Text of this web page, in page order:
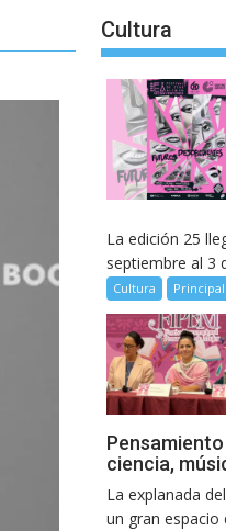
Cultura
La edición 25
septiembre al 3
Cultura Principal
ciencia,
La explanada
un gran espacio